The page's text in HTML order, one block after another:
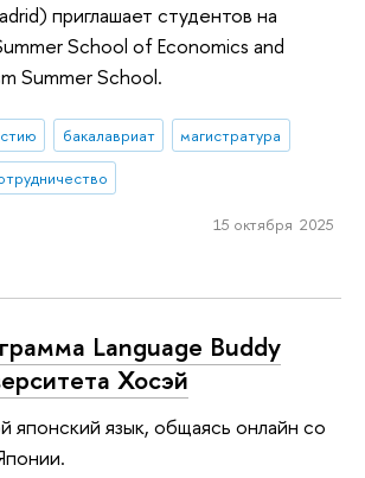
приглашает студентов на
School of Economics and
Summer School.
бакалавриат
магистратура
15 октября 2025
Language Buddy
Хосэй
японский язык, общаясь онлайн со